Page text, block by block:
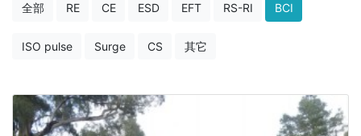
全部
RE CE ESD EFT RS-RI BCI
ISO pulse Surge CS 其它